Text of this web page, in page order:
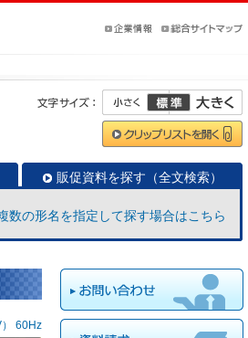
販促資料を探す（全文検索）
数の形名を指定して探す場合はこちら
60Hz